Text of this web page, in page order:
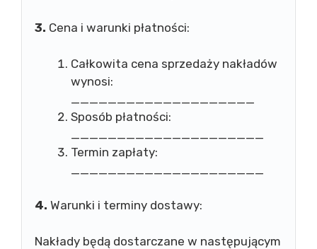
3. Cena i warunki płatności:
Całkowita cena sprzedaży nakładów
wynosi:
Sposób płatności:
Termin zapłaty:
4. Warunki i terminy dostawy:
Nakłady będą dostarczane w następującym